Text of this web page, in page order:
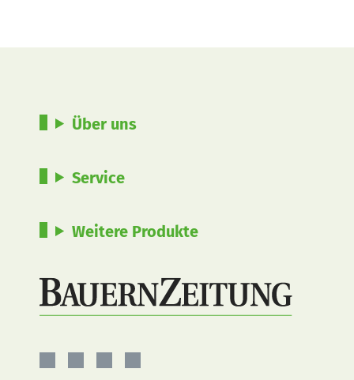
Über uns
Service
Weitere Produkte